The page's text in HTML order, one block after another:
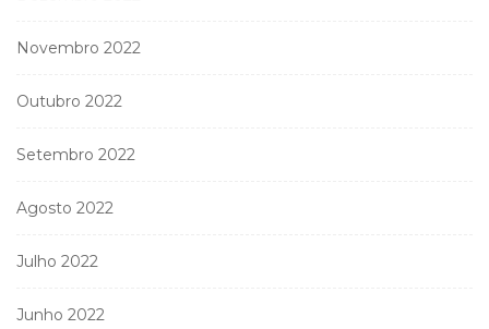
Novembro 2022
Outubro 2022
Setembro 2022
Agosto 2022
Julho 2022
Junho 2022